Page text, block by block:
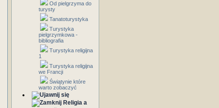
Od pielgrzyma do
turysty
Tanatoturystyka
Turystyka
pielgrzymkowa -
bibliografia
Turystyka religijna
1
Turystyka religijna
we Francji
Świątynie które
warto zobaczyć
Religia a